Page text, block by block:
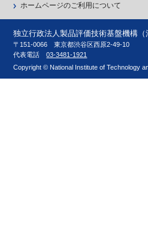
ホームページのご利用について
独立行政法人製品評価技術基盤機構（
〒151-0066 東京都渋谷区西原2-49-10
代表電話03-3481-1921
Copyright © National Institute of Technology